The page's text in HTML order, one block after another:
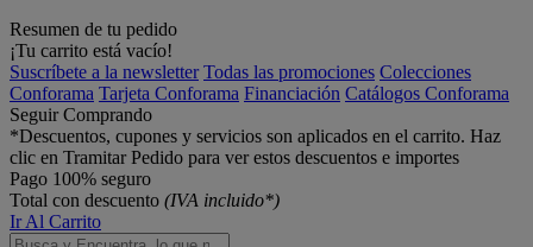
Resumen de tu pedido
¡Tu carrito está vacío!
Suscríbete a la newsletter Todas las promociones Colecciones
Conforama Tarjeta Conforama Financiación Catálogos Conforama
Seguir Comprando
*Descuentos, cupones y servicios son aplicados en el carrito. Haz
clic en Tramitar Pedido para ver estos descuentos e importes
Pago 100% seguro
Total con descuento (IVA incluido*)
Ir Al Carrito